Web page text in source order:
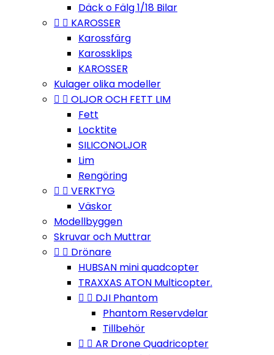
Däck o Fälg 1/18 Bilar
  KAROSSER
Karossfärg
Karossklips
KAROSSER
Kulager olika modeller
  OLJOR OCH FETT LIM
Fett
Locktite
SILICONOLJOR
Lim
Rengöring
  VERKTYG
Väskor
Modellbyggen
Skruvar och Muttrar
  Drönare
HUBSAN mini quadcopter
TRAXXAS ATON Multicopter.
  DJI Phantom
Phantom Reservdelar
Tillbehör
  AR Drone Quadricopter